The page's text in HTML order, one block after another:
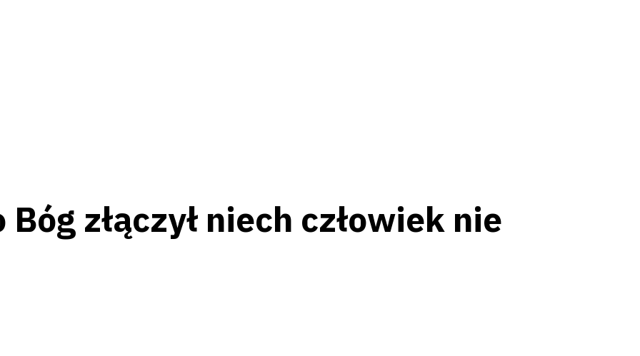
złączył niech człowiek nie